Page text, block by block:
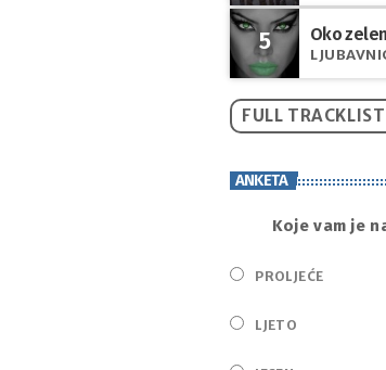
5 Oko
FULL TRACKLIST
ANKETA
Koje vam je
PROLJEĆE
LJETO